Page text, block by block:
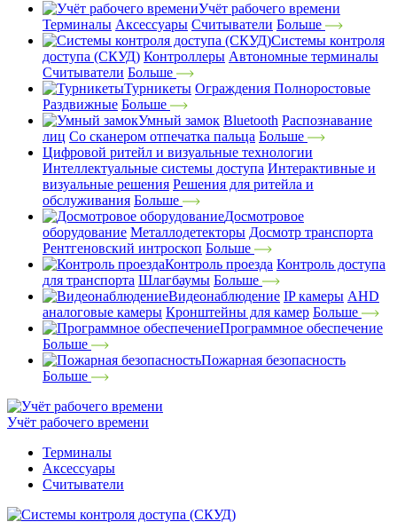
Учёт рабочего времени
Терминалы Аксессуары Считыватели Больше
Системы контроля
доступа (СКУД) Контроллеры Автономные терминалы
Считыватели Больше
Турникеты Ограждения Полноростовые
Раздвижные Больше
Умный замок Bluetooth Распознавание
лиц Со сканером отпечатка пальца Больше
Цифровой ритейл и визуальные технологии
Интеллектуальные системы доступа Интерактивные и
визуальные решения Решения для ритейла и
обслуживания Больше
Досмотровое
оборудование Металлодетекторы Досмотр транспорта
Рентгеновский интроскоп Больше
Контроль проезда Контроль доступа
для транспорта Шлагбаумы Больше
Видеонаблюдение IP камеры AHD
аналоговые камеры Кронштейны для камер Больше
Программное обеспечение
Больше
Пожарная безопасность
Больше
Учёт рабочего времени
Терминалы
Аксессуары
Считыватели